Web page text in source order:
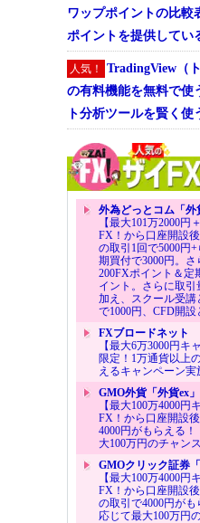
ワップポイントの比較
ポイントを提供してい
人気！
TradingView（
の有料機能を無料で使
ト分析ツールを賢く使
外為どっとコム「外
【最大101万2000円
FX！から口座開設
の取引1回で5000円
期買付で3000円。
200FXポイント＆定
イント。さらに取引
加え、スクール受
で1000円、CFD開設
FXブロードネット
【最大6万3000円キ
限定！1万通貨以上
えるキャンペーン実
GMO外貨「外貨ex」
【最大100万4000円
FX！から口座開設
4000円がもらえる
大100万円のチャン
GMOクリック証券
【最大100万4000円
FX！から口座開設
の取引で4000円が
応じて最大100万円